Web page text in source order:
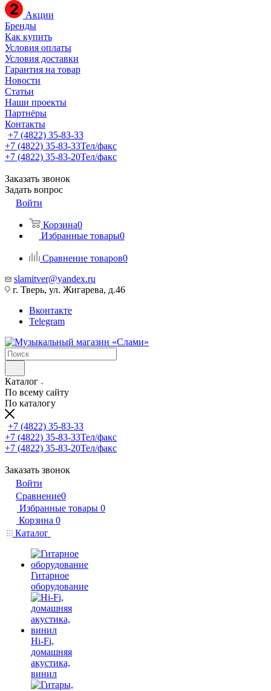
Акции
Бренды
Как купить
Условия оплаты
Условия доставки
Гарантия на товар
Новости
Статьи
Наши проекты
Партнёры
Контакты
+7 (4822) 35-83-33
+7 (4822) 35-83-33Тел/факс
+7 (4822) 35-83-20Тел/факс
Заказать звонок
Задать вопрос
Войти
Корзина0
Избранные товары0
Сравнение товаров0
slamitver@yandex.ru
г. Тверь, ул. Жигарева, д.46
Вконтакте
Telegram
Каталог
По всему сайту
По каталогу
+7 (4822) 35-83-33
+7 (4822) 35-83-33Тел/факс
+7 (4822) 35-83-20Тел/факс
Заказать звонок
Войти
Сравнение0
Избранные товары 0
Корзина 0
Каталог
Гитарное
оборудование
Hi-Fi,
домашняя
акустика,
винил